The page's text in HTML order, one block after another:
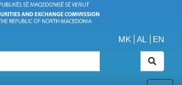
MK AL EN